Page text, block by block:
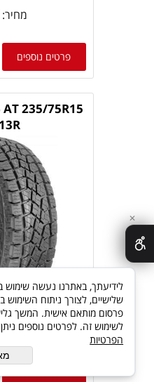
פרטים נוספים
AT 235/75R15
✕
שלישיים, לצורך ניתוח השימוש
פרסום מותאם אישית. המשך
לשימוש זה. לפרטים נוספים ניתן
הפרטיות